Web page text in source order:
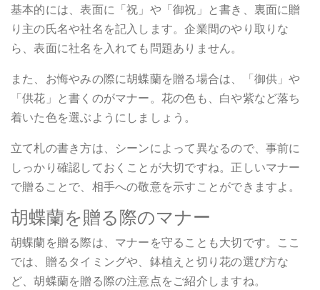
基本的には、表面に「祝」や「御祝」と書き、裏面に贈
り主の氏名や社名を記入します。企業間のやり取りな
ら、表面に社名を入れても問題ありません。
また、お悔やみの際に胡蝶蘭を贈る場合は、「御供」や
「供花」と書くのがマナー。花の色も、白や紫など落ち
着いた色を選ぶようにしましょう。
立て札の書き方は、シーンによって異なるので、事前に
しっかり確認しておくことが大切ですね。正しいマナー
で贈ることで、相手への敬意を示すことができますよ。
胡蝶蘭を贈る際のマナー
胡蝶蘭を贈る際は、マナーを守ることも大切です。ここ
では、贈るタイミングや、鉢植えと切り花の選び方な
ど、胡蝶蘭を贈る際の注意点をご紹介しますね。